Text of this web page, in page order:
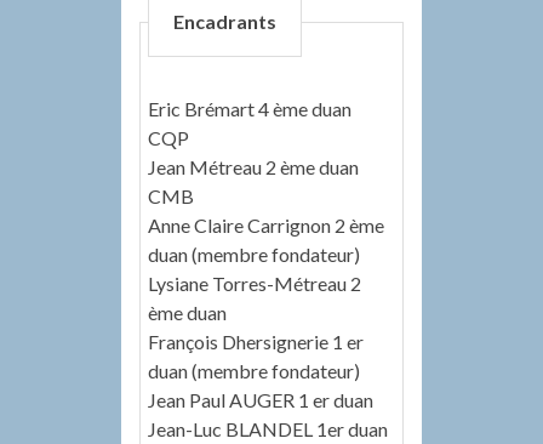
Encadrants
Eric Brémart 4 ème duan
CQP
Jean Métreau 2 ème duan
CMB
Anne Claire Carrignon 2 ème
duan (membre fondateur)
Lysiane Torres-Métreau 2
ème duan
François Dhersignerie 1 er
duan (membre fondateur)
Jean Paul AUGER 1 er duan
Jean-Luc BLANDEL 1er duan